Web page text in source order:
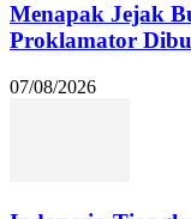
Menapak Jejak
Proklamator
07/08/2026